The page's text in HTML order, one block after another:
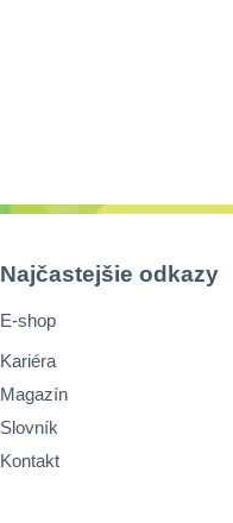
Najčastejšie odkazy
E-shop
Kariéra
Magazín
Slovník
Kontakt